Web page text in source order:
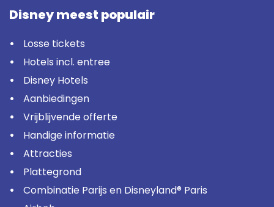
Disney meest populair
Losse tickets
Hotels incl. entree
Disney Hotels
Aanbiedingen
Vrijblijvende offerte
Handige informatie
Attracties
Plattegrond
Combinatie Parijs en Disneyland® Paris